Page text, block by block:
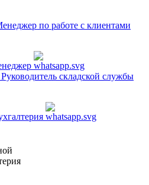
по работе с клиентами
складской службы